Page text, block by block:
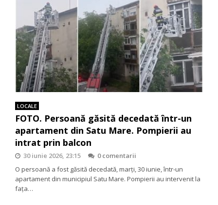
LOCALE
FOTO. Persoană găsită decedată într-un
apartament din Satu Mare. Pompierii au
intrat prin balcon
30 iunie 2026, 23:15
0 comentarii
O persoană a fost găsită decedată, marți, 30 iunie, într-un
apartament din municipiul Satu Mare. Pompierii au intervenit la
fața…